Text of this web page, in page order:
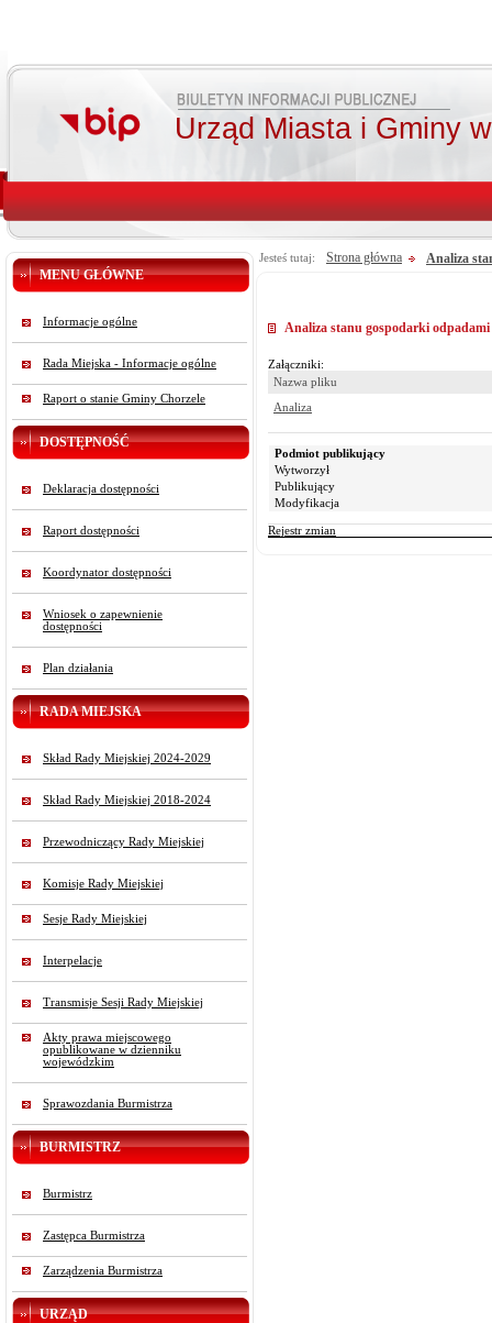
Urząd Miasta i Gminy
MENU GŁÓWNE
Informacje ogólne
Rada Miejska - Informacje ogólne
Raport o stanie Gminy Chorzele
DOSTĘPNOŚĆ
Deklaracja dostępności
Raport dostępności
Koordynator dostępności
Wniosek o zapewnienie
dostępności
Plan działania
RADA MIEJSKA
Skład Rady Miejskiej 2024-2029
Skład Rady Miejskiej 2018-2024
Przewodniczący Rady Miejskiej
Komisje Rady Miejskiej
Sesje Rady Miejskiej
Interpelacje
Transmisje Sesji Rady Miejskiej
Akty prawa miejscowego
opublikowane w dzienniku
wojewódzkim
Sprawozdania Burmistrza
BURMISTRZ
Burmistrz
Zastępca Burmistrza
Zarządzenia Burmistrza
URZĄD
Jesteś tutaj: Strona główna Analiza
Analiza stanu gospodarki
Załączniki:
Nazwa pliku
Analiza
Podmiot publikujący
Wytworzył
Publikujący
Modyfikacja
Rejestr zmian